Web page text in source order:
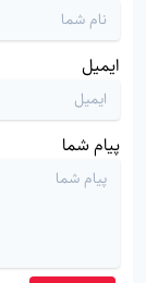
ایمیل
پیام شما